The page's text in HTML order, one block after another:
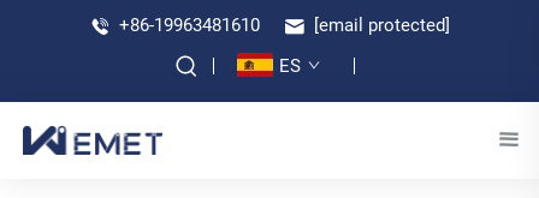
+86-19963481610
[email protected]
ES